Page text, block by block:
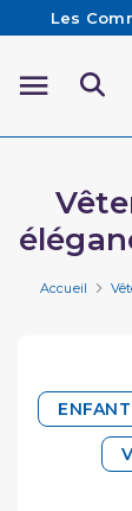
Les
sont
Accueil
ENFANT